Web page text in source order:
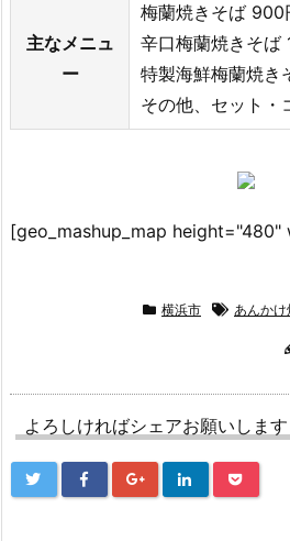
主なメニュ
ー
梅蘭焼きそば 900
辛口梅蘭焼きそば
特製海鮮梅蘭焼き
その他、セット・
[geo_mashup_map
横浜市 あんか
よろしければシェアお願いします